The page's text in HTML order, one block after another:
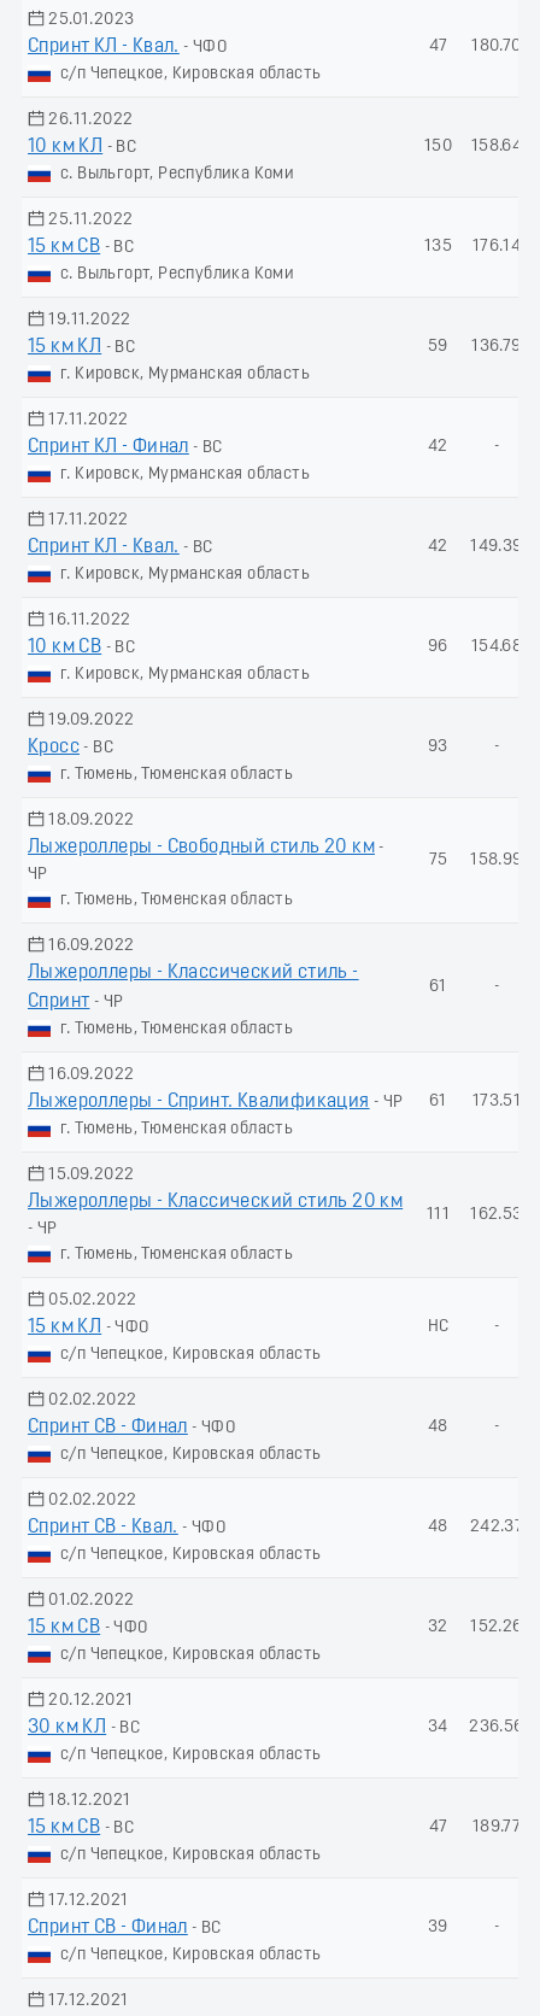
25.01.2023
Спринт КЛ - Квал. - ЧФО
с/п Чепецкое, Кировская область
47 180.70
26.11.2022
10 км КЛ
- ВС
с. Выльгорт, Республика Коми
150 158.64
25.11.2022
15 км СВ - ВС
с. Выльгорт, Республика Коми
135 176.14
19.11.2022
15 км КЛ
- ВС
г. Кировск, Мурманская область
59 136.79
17.11.2022
Спринт КЛ - Финал - ВС
г. Кировск, Мурманская область
42 -
17.11.2022
Спринт КЛ - Квал. - ВС
г. Кировск, Мурманская область
42 149.39
16.11.2022
10 км СВ - ВС
г. Кировск, Мурманская область
96 154.68
19.09.2022
Кросс - ВС
г. Тюмень, Тюменская область
93 -
18.09.2022
Лыжероллеры - Свободный стиль 20 км -
ЧР
г. Тюмень, Тюменская область
75 158.99
16.09.2022
Лыжероллеры - Классический стиль -
Спринт - ЧР
г. Тюмень, Тюменская область
61 -
16.09.2022
Лыжероллеры - Спринт. Квалификация - ЧР
г. Тюмень, Тюменская область
61 173.51
15.09.2022
Лыжероллеры - Классический стиль 20 км
- ЧР
г. Тюмень, Тюменская область
111 162.53
05.02.2022
15 км КЛ
- ЧФО
с/п Чепецкое, Кировская область
НС -
02.02.2022
Спринт СВ - Финал - ЧФО
с/п Чепецкое, Кировская область
48 -
02.02.2022
Спринт СВ - Квал. - ЧФО
с/п Чепецкое, Кировская область
48 242.37
01.02.2022
15 км СВ - ЧФО
с/п Чепецкое, Кировская область
32 152.26
20.12.2021
30 км КЛ
- ВС
с/п Чепецкое, Кировская область
34 236.56
18.12.2021
15 км СВ - ВС
с/п Чепецкое, Кировская область
47 189.77
17.12.2021
Спринт СВ - Финал - ВС
с/п Чепецкое, Кировская область
39 -
17.12.2021